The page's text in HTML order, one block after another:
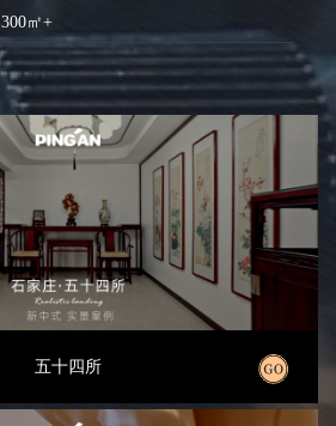
300㎡+
五十四所